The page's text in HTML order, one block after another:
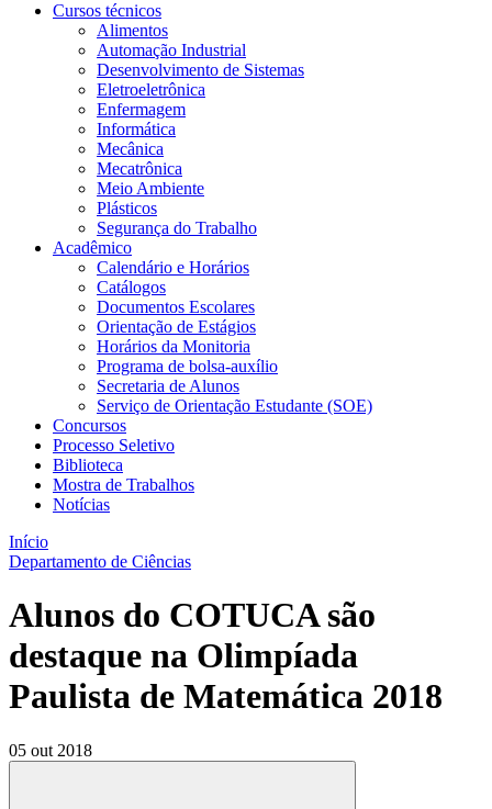
Cursos técnicos
Alimentos
Automação Industrial
Desenvolvimento de Sistemas
Eletroeletrônica
Enfermagem
Informática
Mecânica
Mecatrônica
Meio Ambiente
Plásticos
Segurança do Trabalho
Acadêmico
Calendário e Horários
Catálogos
Documentos Escolares
Orientação de Estágios
Horários da Monitoria
Programa de bolsa-auxílio
Secretaria de Alunos
Serviço de Orientação Estudante (SOE)
Concursos
Processo Seletivo
Biblioteca
Mostra de Trabalhos
Notícias
Início
Departamento de Ciências
Alunos do COTUCA são
destaque na Olimpíada
Paulista de Matemática 2018
05 out 2018